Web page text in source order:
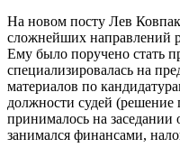
На новом посту Лев
сложнейших направлений
Ему было поручено стать
специализировалась на
материалов по
должности судей (решение
принималось на
занимался финансами,